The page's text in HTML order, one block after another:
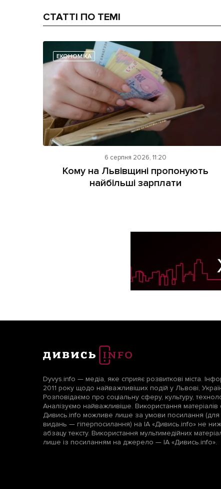
СТАТТІ ПО ТЕМІ
ЕКОНОМІКА
6 серпня 2026, 11:20
Кому на Львівщині пропонують
найбільші зарплати
Dyvys.info — медіа, яке сприяє розвиткові міста.
2011 року щодо найважливіших подій у Львові, Україні
Розповідаємо про соціальну сферу, культуру,
Аналізуємо найважливіше. Використання матеріалів
Дивись.info можливе лише за умови посилання (для
видань — гіперпосилання) на ІА «Дивись.info» не
абзацу тексту. Використання мультимедійних
лише із посиланням на джерело — ІА «Дивись.info».